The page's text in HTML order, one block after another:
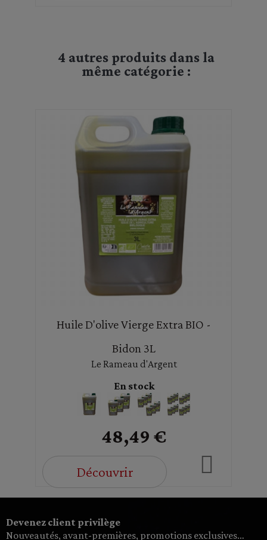
4 autres produits dans la
même catégorie :
Huile D'olive Vierge Extra BIO -
Bidon 3L
Le Rameau d'Argent
En stock
48,49 €
Découvrir
Devenez client privilège
Nouveautés, avant-premières, promotions exclusives…